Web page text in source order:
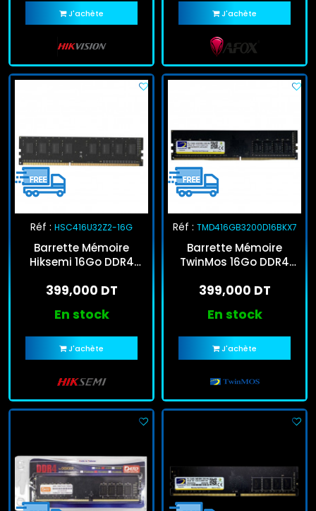
J'achète J'achète
Réf : HSC416U32Z2-16G
Barrette Mémoire
Hiksemi 16Go DDR4
399,000 DT
En stock
J'achète
Réf : TMD416GB3200D16BKX7
Barrette Mémoire
TwinMos 16Go DDR4
399,000 DT
En stock
J'achète